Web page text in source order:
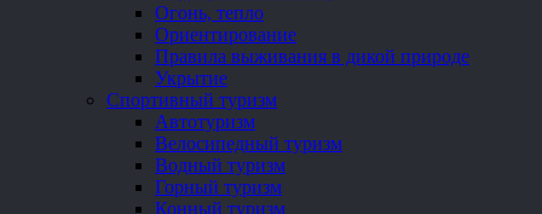
Огонь, тепло
Ориентирование
Правила выживания в дикой природе
Укрытие
Спортивный туризм
Автотуризм
Велосипедный туризм
Водный туризм
Горный туризм
Конный туризм